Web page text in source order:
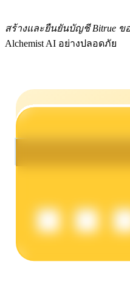
พาวเวอร์พิกกี้
ผลตอบแทนสูงและเข้า
สร้างและยืนยันบัญชี Bitrue
Alchemist AI อย่างปลอดภัย